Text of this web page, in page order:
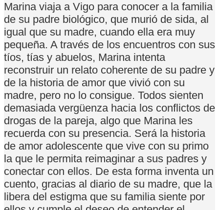
Marina viaja a Vigo para conocer a la familia
de su padre biológico, que murió de sida, al
igual que su madre, cuando ella era muy
pequeña. A través de los encuentros con sus
tíos, tías y abuelos, Marina intenta
reconstruir un relato coherente de su padre y
de la historia de amor que vivió con su
madre, pero no lo consigue. Todos sienten
demasiada vergüenza hacia los conflictos de
drogas de la pareja, algo que Marina les
recuerda con su presencia. Será la historia
de amor adolescente que vive con su primo
la que le permita reimaginar a sus padres y
conectar con ellos. De esta forma inventa un
cuento, gracias al diario de su madre, que la
libera del estigma que su familia siente por